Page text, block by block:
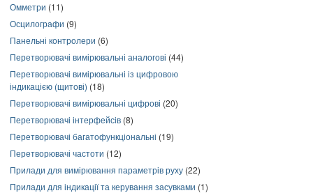
Омметри (11)
Осцилографи (9)
Панельні контролери (6)
Перетворювачі вимірювальні аналогові (44)
Перетворювачі вимірювальні із цифровою
індикацією (щитові) (18)
Перетворювачі вимірювальні цифрові (20)
Перетворювачі інтерфейсів (8)
Перетворювачі багатофункціональні (19)
Перетворювачі частоти (12)
Прилади для вимірювання параметрів руху (22)
Прилади для індикації та керування засувками (1)